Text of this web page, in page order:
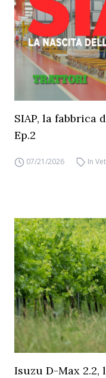
SIAP, la fabbrica
Ep.2
07/21/2026 In
Isuzu D-Max 2.2,